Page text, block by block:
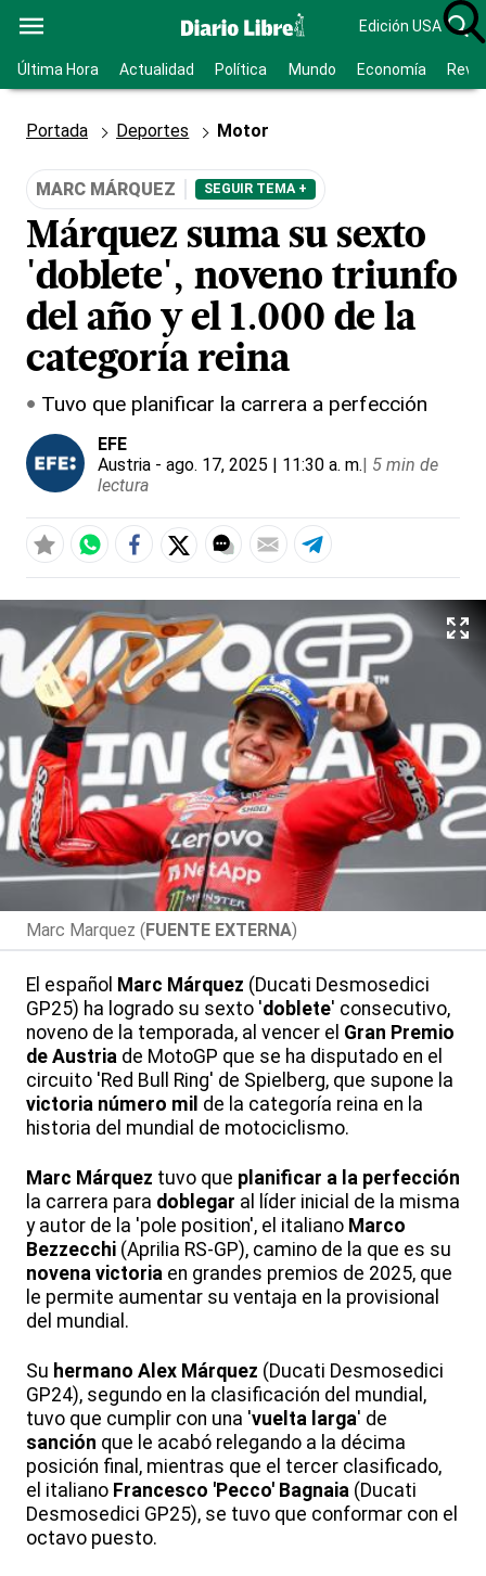
Edición USA
Última Hora Actualidad Política Mundo Economía
Portada Deportes Motor
MARC MÁRQUEZ SEGUIR TEMA +
Márquez suma su sexto
'doblete', noveno triunfo
del año y el 1.000 de la
categoría reina
Tuvo que planificar la carrera a perfección
EFE
Austria - ago. 17, 2025 | 11:30 a. m.| 5 min de
lectura
Marc Marquez (FUENTE EXTERNA)
El español Marc Márquez (Ducati Desmosedici
GP25) ha logrado su sexto 'doblete' consecutivo,
noveno de la temporada, al vencer el Gran Premio
de Austria de MotoGP que se ha disputado en el
circuito 'Red Bull Ring' de Spielberg, que supone la
victoria número mil de la categoría reina en la
historia del mundial de motociclismo.
Marc Márquez tuvo que planificar a la perfección
la carrera para doblegar al líder inicial de la misma
y autor de la 'pole position', el italiano Marco
Bezzecchi (Aprilia RS-GP), camino de la que es su
novena victoria en grandes premios de 2025, que
le permite aumentar su ventaja en la provisional
del mundial.
Su hermano Alex Márquez (Ducati Desmosedici
GP24), segundo en la clasificación del mundial,
tuvo que cumplir con una 'vuelta larga' de
sanción que le acabó relegando a la décima
posición final, mientras que el tercer clasificado,
el italiano Francesco 'Pecco' Bagnaia (Ducati
Desmosedici GP25), se tuvo que conformar con el
octavo puesto.